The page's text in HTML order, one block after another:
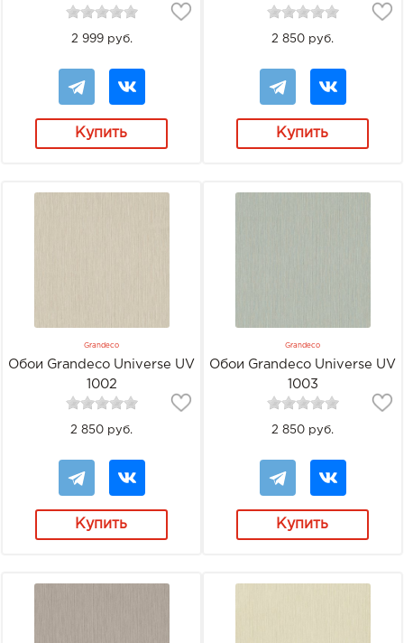
2 999 руб.
Купить
2 850 руб.
Купить
Grandeco
Обои Grandeco Universe UV
1002
2 850 руб.
Купить
Grandeco
Обои Grandeco Universe UV
1003
2 850 руб.
Купить